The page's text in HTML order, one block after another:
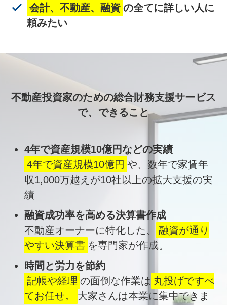
会計、不動産、融資 の全てに詳しい人に
頼みたい
不動産投資家のための総合財務支援サービス
で、できること
4年で資産規模10億円などの実績
4年で資産規模10億円 や、数年で家賃年
収1,000万越えが10社以上の拡大支援の実
績
融資成功率を高める決算書作成
不動産オーナーに特化した、
融資が通り
やすい決算書 を専門家が作成。
時間と労力を節約
記帳や経理 の面倒な作業は 丸投げですべ
てお任せ。
大家さんは本業に集中できま